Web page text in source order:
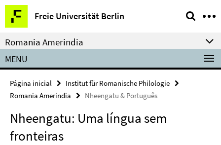
Springe
direkt
zu
Inhalt
Freie Universität Berlin
Serviço
de
navegação
Romania Amerindia
MENU
Página inicial
Institut für Romanische Philologie
Romania Amerindia
Nheengatu & Português
Nheengatu: Uma língua sem
fronteiras